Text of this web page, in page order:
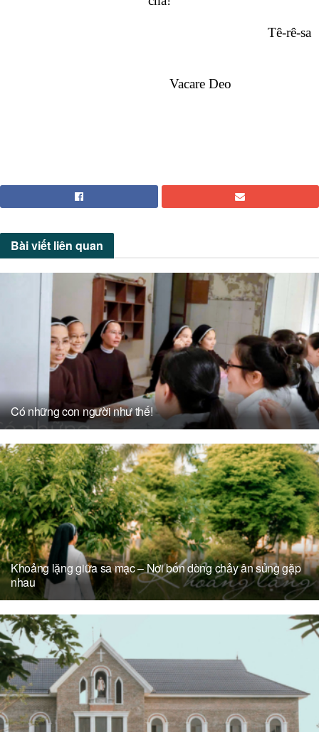
Tê-rê-sa
Vacare Deo
Bài viết liên quan
Có những con người như thế!
Khoảng lặng giữa sa mạc – Nơi bốn dòng chảy ân sủng gặp
nhau